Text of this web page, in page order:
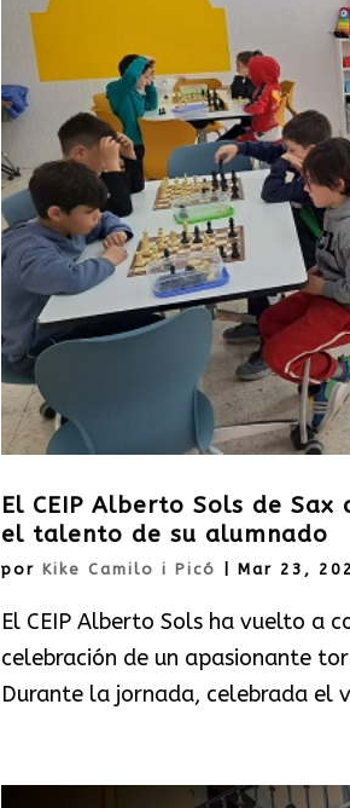
El CEIP Alberto Sols de
el talento de su alumnado
por Kike Camilo i Picó Mar 23,
El CEIP Alberto Sols ha vuelto a
celebración de un apasionante
Durante la jornada, celebrada el